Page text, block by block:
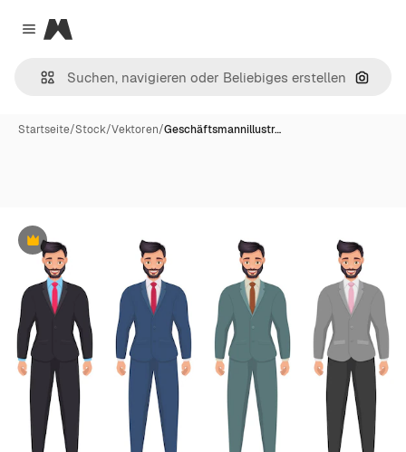
Close menu
Magnific
Nach
Startseite/Stock/Vektoren/Geschäftsmannillustr…
Premium